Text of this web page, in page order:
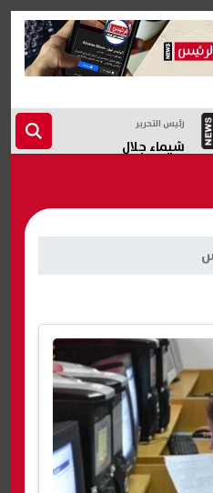
رئيس التحرير
شيماء جلال